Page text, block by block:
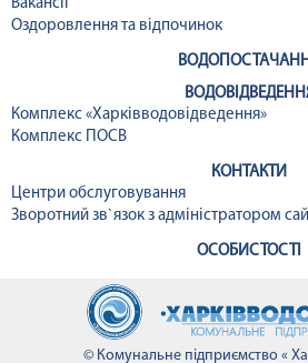
Вакансії
Оздоровлення та відпочинок
Комплекс «Харківводовідведення»
Комплекс ПОСВ
КОНТАКТИ
Центри обслуговування
Зворотний зв`язок з адміністратором
ОСОБИСТОСТІ
© Комунальне підприємство «